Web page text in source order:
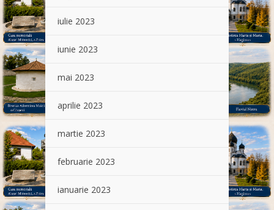
iulie 2023
iunie 2023
mai 2023
aprilie 2023
martie 2023
februarie 2023
ianuarie 2023